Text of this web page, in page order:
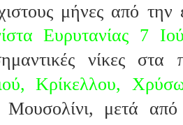
μήνες από
Ευρυτανίας 7
σημαντικές νίκες
Κρίκελλου,
Μουσολίνι, μετά